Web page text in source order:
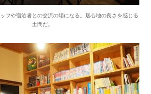
フや宿泊者との交流の場になる。居心地の良さを感じる
土間だ。